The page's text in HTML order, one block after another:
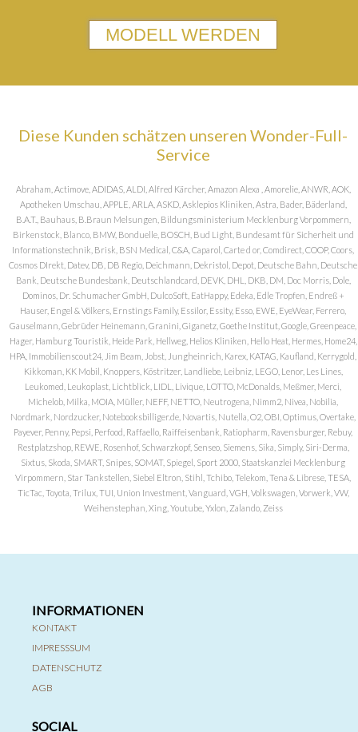
MODELL WERDEN
Diese Kunden schätzen unseren Wonder-Full-
Service
Abraham, Actimove, ADIDAS, ALDI, Alfred Kärcher, Amazon Alexa , Amorelie, ANWR, AOK,
Apotheken Umschau, APPLE, ARLA, ASKD, Asklepios Kliniken, Astra, Bader, Bäderland,
B.A.T., Bauhaus, B.Braun Melsungen, Bildungsministerium Mecklenburg Vorpommern,
Birkenstock, Blanco, BMW, Bonduelle, BOSCH, Bud Light, Bundesamt für Sicherheit und
Informationstechnik, Brisk, BSN Medical, C&A, Caparol, Carte d or, Comdirect, COOP, Coors,
Cosmos DIrekt, Datev, DB, DB Regio, Deichmann, Dekristol, Depot, Deutsche Bahn, Deutsche
Bank, Deutsche Bundesbank, Deutschlandcard, DEVK, DHL, DKB, DM, Doc Morris, Dole,
Dominos, Dr. Schumacher GmbH, DulcoSoft, EatHappy, Edeka, Edle Tropfen, Endreß +
Hauser, Engel & Völkers, Ernstings Family, Essilor, Essity, Esso, EWE, EyeWear, Ferrero,
Gauselmann, Gebrüder Heinemann, Granini, Giganetz, Goethe Institut, Google, Greenpeace,
Hager, Hamburg Touristik, Heide Park, Hellweg, Helios Kliniken, Hello Heat, Hermes, Home24,
HPA, Immobilienscout24, Jim Beam, Jobst, Jungheinrich, Karex, KATAG, Kaufland, Kerrygold,
Kikkoman, KK Mobil, Knoppers, Köstritzer, Landliebe, Leibniz, LEGO, Lenor, Les Lines,
Leukomed, Leukoplast, Lichtblick, LIDL, Livique, LOTTO, McDonalds, Meßmer, Merci,
Michelob, Milka, MOIA, Müller, NEFF, NETTO, Neutrogena, Nimm2, Nivea, Nobilia,
Nordmark, Nordzucker, Notebooksbilliger.de, Novartis, Nutella, O2, OBI, Optimus, Overtake,
Payever, Penny, Pepsi, Perfood, Raffaello, Raiffeisenbank, Ratiopharm, Ravensburger, Rebuy,
Restplatzshop, REWE, Rosenhof, Schwarzkopf, Senseo, Siemens, Sika, Simply, Siri-Derma,
Sixtus, Skoda, SMART, Snipes, SOMAT, Spiegel, Sport 2000, Staatskanzlei Mecklenburg
Virpommern, Star Tankstellen, Siebel Eltron, Stihl, Tchibo, Telekom, Tena & Librese, TESA,
TicTac, Toyota, Trilux, TUI, Union Investment, Vanguard, VGH, Volkswagen, Vorwerk, VW,
Weihenstephan, Xing, Youtube, Yxlon, Zalando, Zeiss
INFORMATIONEN
KONTAKT
IMPRESSSUM
DATENSCHUTZ
AGB
SOCIAL